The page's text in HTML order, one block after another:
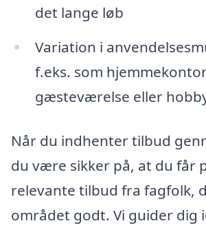
det lange løb
Variation i
f.eks. som
gæsteværelse eller
Når du indhenter tilbud
du være sikker på, at du får
relevante tilbud fra fagfolk,
området godt. Vi guider dig